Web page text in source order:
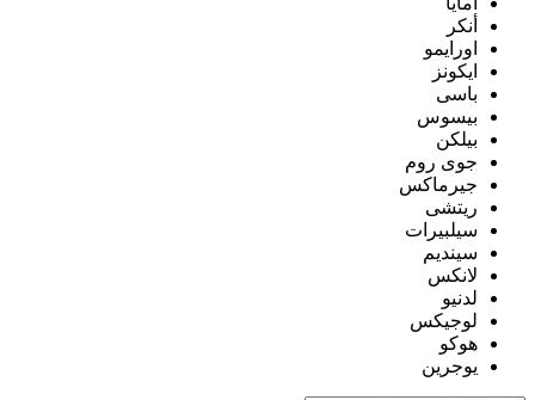
أنكر
اورايمو
ايكونز
باسى
بيسوس
بيلكن
جوى روم
جيرماكس
ريتشى
سيلبيرات
سينديم
لانكس
لدنيو
لوجيكس
هوكو
يوجرين